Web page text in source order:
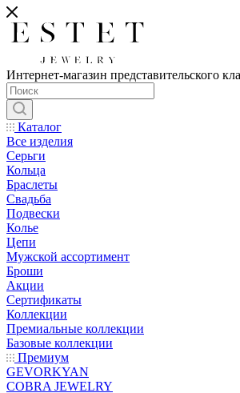
Интернет-магазин представительского
Каталог
Все изделия
Серьги
Кольца
Браслеты
Свадьба
Подвески
Колье
Цепи
Мужской ассортимент
Броши
Акции
Сертификаты
Коллекции
Премиальные коллекции
Базовые коллекции
Премиум
GEVORKYAN
COBRA JEWELRY